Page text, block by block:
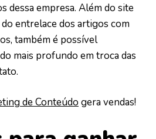
dessa empresa. Além do site
entrelace dos artigos com
também é possível
mais profundo em troca das
de Conteúdo gera vendas!